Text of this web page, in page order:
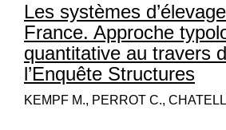
Les systèmes
France. Approche
quantitative au travers
l’Enquête Structures
KEMPF M., PERROT C.,